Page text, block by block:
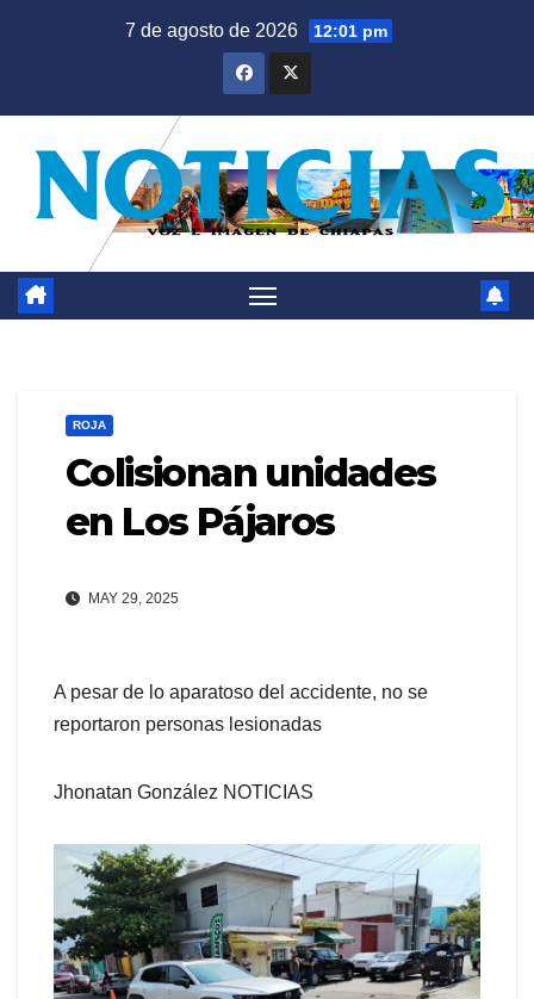
7 de agosto de 2026 12:01 pm
ROJA
Colisionan unidades
en Los Pájaros
MAY 29, 2025
A pesar de lo aparatoso del accidente, no se
reportaron personas lesionadas
Jhonatan González NOTICIAS